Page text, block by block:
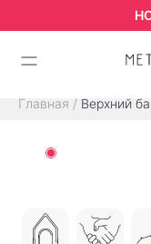
Главная / Верхний